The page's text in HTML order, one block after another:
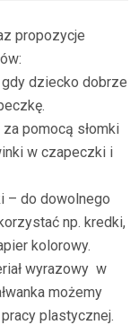
propozycje
dziecko dobrze
pomocą słomki
w czapeczki i
– do dowolnego
np. kredki,
kolorowy.
wyrazowy w
możemy
plastycznej.